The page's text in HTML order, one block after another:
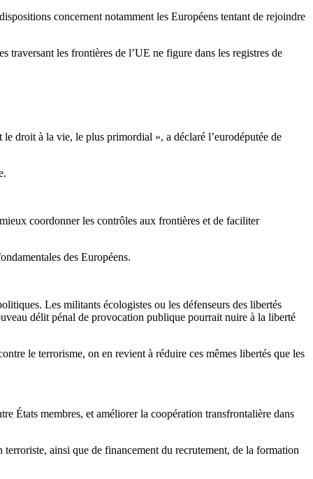
concernent notamment les Européens tentant de rejoindre
traversant les frontières de l’UE ne figure dans les registres de
droit à la vie, le plus primordial », a déclaré l’eurodéputée de
coordonner les contrôles aux frontières et de faciliter
des Européens.
Les militants écologistes ou les défenseurs des libertés
délit pénal de provocation publique pourrait nuire à la liberté
le terrorisme, on en revient à réduire ces mêmes libertés que les
États membres, et améliorer la coopération transfrontalière dans
ainsi que de financement du recrutement, de la formation